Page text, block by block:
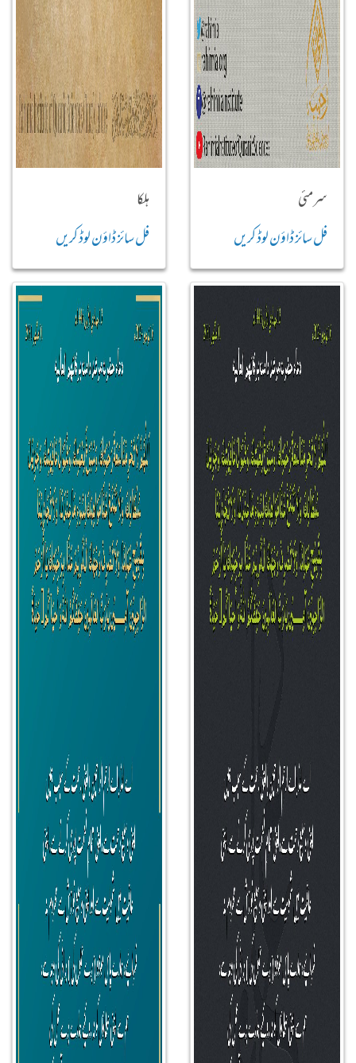
سرمئی
فل سائز ڈاؤن لوڈ کریں
ہلکا
فل سائز ڈاؤن لوڈ کریں